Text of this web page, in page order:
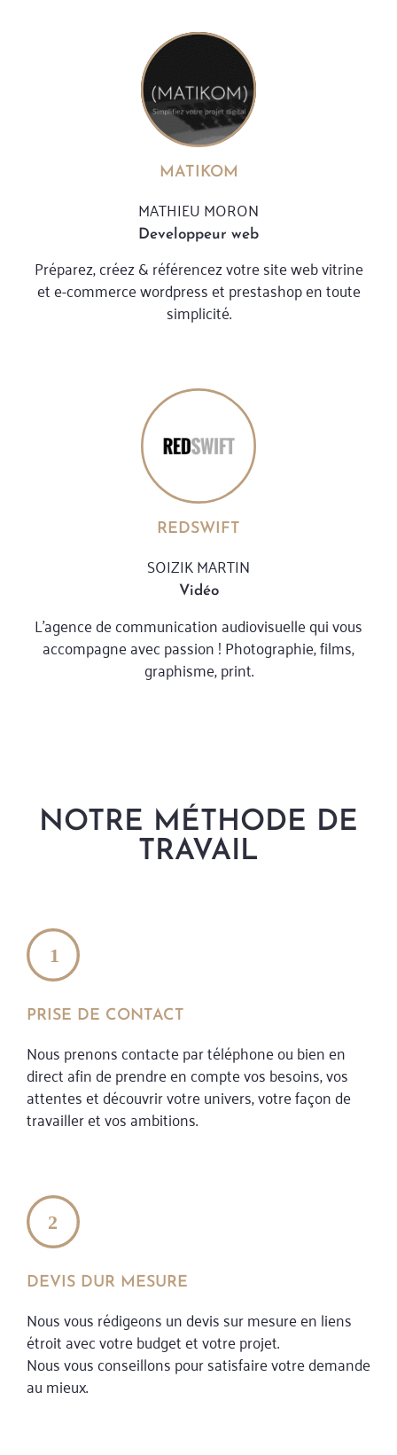
MATIKOM
MATHIEU MORON
Developpeur web
Préparez, créez & référencez votre site web vitrine
et e-commerce wordpress et prestashop en toute
simplicité.
REDSWIFT
SOIZIK MARTIN
Vidéo
L’agence de communication audiovisuelle qui vous
accompagne avec passion ! Photographie, films,
graphisme, print.
NOTRE MÉTHODE DE
TRAVAIL
PRISE DE CONTACT
Nous prenons contacte par téléphone ou bien en
direct afin de prendre en compte vos besoins, vos
attentes et découvrir votre univers, votre façon de
travailler et vos ambitions.
DEVIS DUR MESURE
Nous vous rédigeons un devis sur mesure en liens
étroit avec votre budget et votre projet.
Nous vous conseillons pour satisfaire votre demande
au mieux.